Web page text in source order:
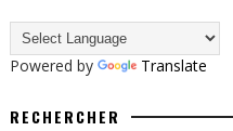
Powered by Translate
RECHERCHER